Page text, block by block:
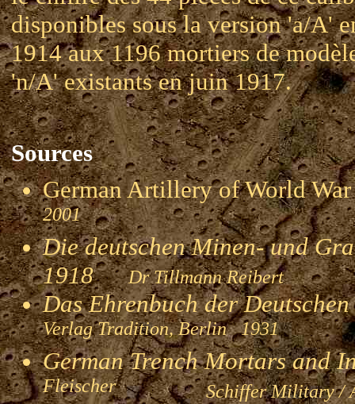
disponibles sous la version 'a/A'
1914 aux 1196 mortiers de
'n/A' existants en juin 1917.
Sources
German Artillery of World
2001
Die deutschen Minen- und
1918Dr Tillmann Reibert
Das Ehrenbuch der
Verlag Tradition, Berlin 1931
German Trench Mortars and
FleischerSchiffer Military /